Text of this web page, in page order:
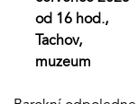
od 16 hod.,
Tachov,
muzeum